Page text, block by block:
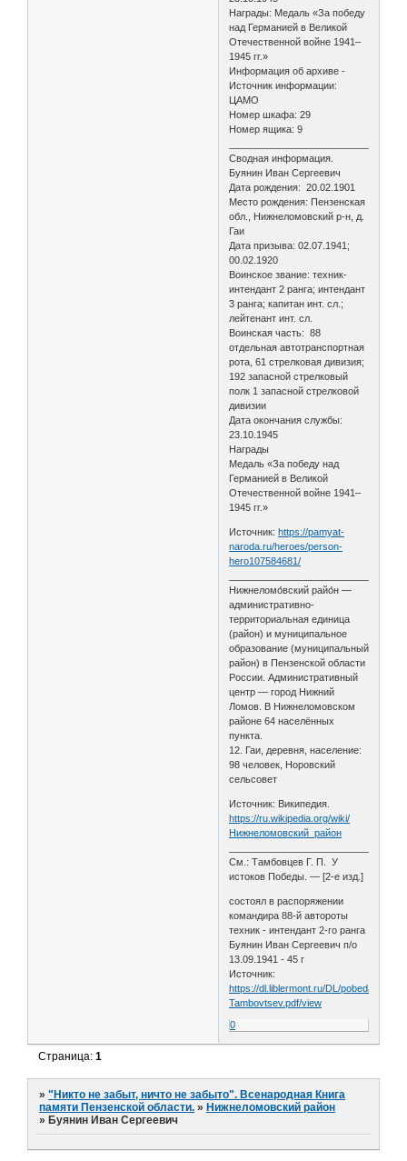
Награды: Медаль «За победу
над Германией в Великой
Отечественной войне 1941–
1945 гг.»
Информация об архиве -
Источник информации:
ЦАМО
Номер шкафа: 29
Номер ящика: 9
Сводная информация.
Буянин Иван Сергеевич
Дата рождения: 20.02.1901
Место рождения: Пензенская
обл., Нижнеломовский р-н, д.
Гаи
Дата призыва: 02.07.1941;
00.02.1920
Воинское звание: техник-
интендант 2 ранга; интендант
3 ранга; капитан инт. сл.;
лейтенант инт. сл.
Воинская часть: 88
отдельная автотранспортная
рота, 61 стрелковая дивизия;
192 запасной стрелковый
полк 1 запасной стрелковой
дивизии
Дата окончания службы:
23.10.1945
Награды
Медаль «За победу над
Германией в Великой
Отечественной войне 1941–
1945 гг.»
Источник:https://pamyat-
naroda.ru/heroes/person-
hero107584681/
Нижнеломо́вский райо́н —
административно-
территориальная единица
(район) и муниципальное
образование (муниципальный
район) в Пензенской области
России. Административный
центр — город Нижний
Ломов. В Нижнеломовском
районе 64 населённых
пункта.
12. Гаи, деревня, население:
98 человек, Норовский
сельсовет
Источник: Википедия.
https://ru.wikipedia.org/wiki/
Нижнеломовский_район
См.: Тамбовцев Г. П. У
истоков Победы. — [2-е изд.]
состоял в распоряжении
командира 88-й автороты
техник - интендант 2-го ранга
Буянин Иван Сергеевич п/о
13.09.1941 - 45 г
Источник:
https://dl.liblermont.ru/DL/pobeda
Tambovtsev.pdf/view
0
Страница:1
»"Никто не забыт, ничто не забыто". Всенародная Книга
памяти Пензенской области. » Нижнеломовский район
» Буянин Иван Сергеевич